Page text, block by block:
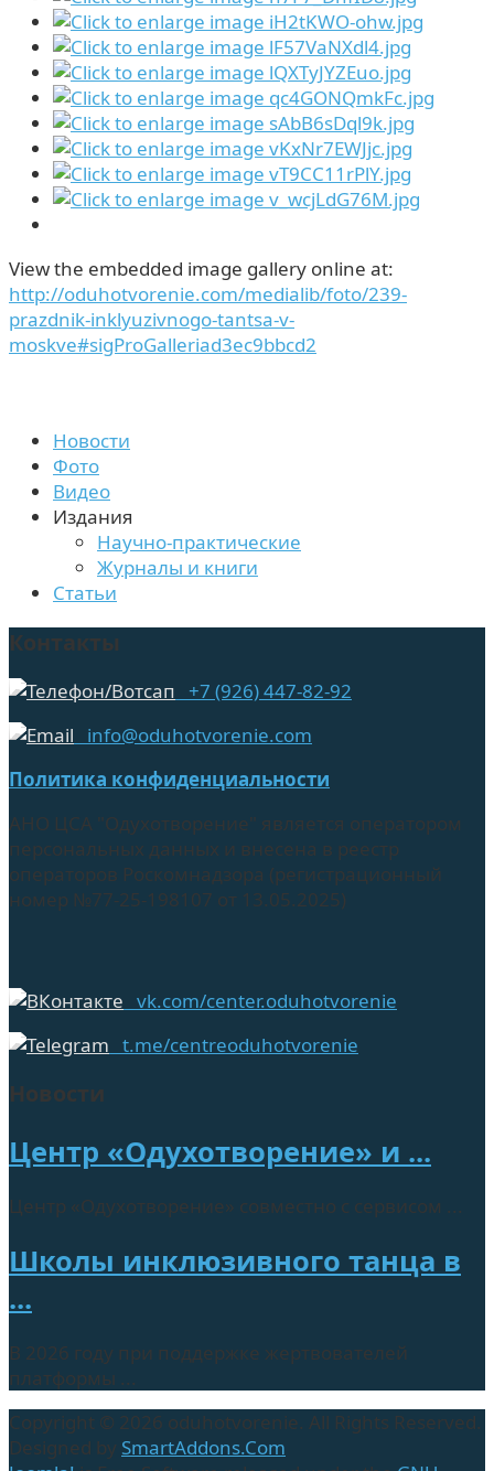
View the embedded image gallery online at:
http://oduhotvorenie.com/medialib/foto/239-
prazdnik-inklyuzivnogo-tantsa-v-
moskve#sigProGalleriad3ec9bbcd2
Новости
Фото
Видео
Издания
Научно-практические
Журналы и книги
Статьи
Контакты
+7 (926) 447-82-92
info@oduhotvorenie.com
Политика конфиденциальности
АНО ЦСА "Одухотворение" является оператором
персональных данных и внесена в реестр
операторов Роскомнадзора (регистрационный
номер №77-25-198107 от 13.05.2025)
vk.com/center.oduhotvorenie
t.me/centreoduhotvorenie
Новости
Центр «Одухотворение» и ...
Центр «Одухотворение» совместно с сервисом ...
Школы инклюзивного танца в
...
В 2026 году при поддержке жертвователей
платформы ...
Copyright © 2026 oduhotvorenie. All Rights Reserved.
Designed by SmartAddons.Com